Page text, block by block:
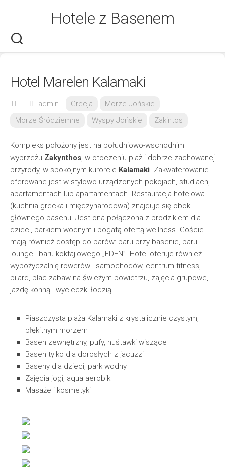
Hotele z Basenem
Hotel Marelen Kalamaki
admin Grecja
Morze Jońskie
Morze Śródziemne
Wyspy Jońskie Zakintos
Kompleks położony jest na południowo-wschodnim
wybrzeżu Zakynthos, w otoczeniu plaż i dobrze zachowanej
przyrody, w spokojnym kurorcie Kalamaki. Zakwaterowanie
oferowane jest w stylowo urządzonych pokojach, studiach,
apartamentach lub apartamentach. Restauracja hotelowa
(kuchnia grecka i międzynarodowa) znajduje się obok
głównego basenu. Jest ona połączona z brodzikiem dla
dzieci, parkiem wodnym i bogatą ofertą wellness. Goście
mają również dostęp do barów: baru przy basenie, baru
lounge i baru koktajlowego „EDEN”. Hotel oferuje również
wypożyczalnię rowerów i samochodów, centrum fitness,
bilard, plac zabaw na świeżym powietrzu, zajęcia grupowe,
jazdę konną i wycieczki łodzią.
Piaszczysta plaża Kalamaki z krystalicznie czystym,
błękitnym morzem
Basen zewnętrzny, pufy, huśtawki wiszące
Basen tylko dla dorosłych z jacuzzi
Baseny dla dzieci, park wodny
Zajęcia jogi, aqua aerobik
Masaże i kosmetyki